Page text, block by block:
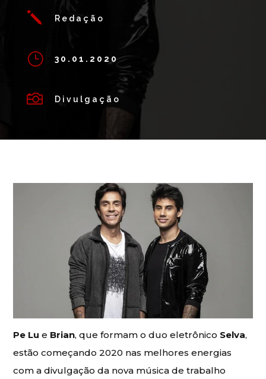
j Redação
} 30.01.2020
 Divulgação
Pe Lu e Brian, que formam o duo eletrônico Selva,
estão começando 2020 nas melhores energias
com a divulgação da nova música de trabalho